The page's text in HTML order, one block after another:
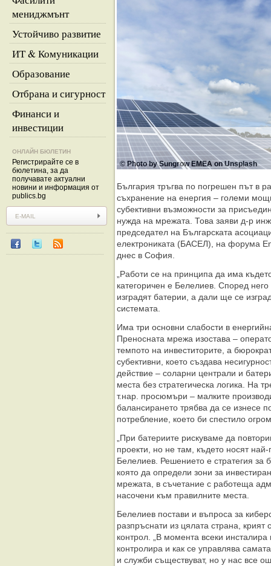
мениджмънт
Устойчиво развитие
ИТ & Комуникации
Образование
Отбрана и сигурност
Финанси и
инвестиции
ОНЛАЙН БЮЛЕТИН
Регистрирайте се в
бюлетина, за да
получавате актуални
новини и информация от
publics.bg
© Photo by Sungrow EMEA on Unsplash
България тръгва по погрешен път в
съхранение на енергия – големи
субективни възможности за
нужда на мрежата. Това заяви д-р
председател на Българската
електрониката (БАСЕЛ), на форума
днес в София.
„Работи се на принципа да има
категоричен е Белелиев. Според
изградят батерии, а дали ще се
системата.
Има три основни слабости в
Преносната мрежа изостава –
темпото на инвеститорите, а
субективни, което създава
действие – соларни централи и
места без стратегическа логика. На
т.нар. просюмъри – малките
балансирането трябва да се изнесе
потребление, което би спестило
„При батериите рискуваме да
проекти, но не там, където носят
Белелиев. Решението е стратегия за
която да определи зони за
мрежата, в съчетание с работеща
насочени към правилните места.
Белелиев постави и въпроса за
разпръснати из цялата страна, крият
контрол. „В момента всеки инсталира
контролира и как се управлява
и служби съществуват, но у нас все